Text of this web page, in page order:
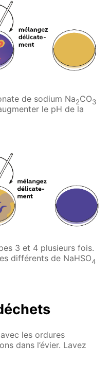
de sodium Na2CO3
le pH de la
3 et 4 plusieurs fois.
différents de NaHSO4
les ordures
dans l’évier. Lavez